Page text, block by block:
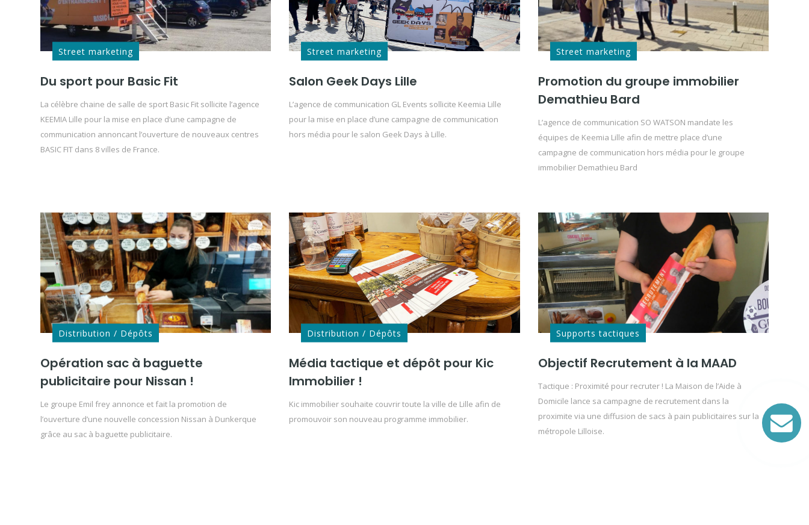
Street marketing
Du sport pour Basic Fit
La célèbre chaine de salle de sport Basic Fit sollicite l’agence
KEEMIA Lille pour la mise en place d’une campagne de
communication annoncant l’ouverture de nouveaux centres
BASIC FIT dans 8 villes de France.
Street marketing
Salon Geek Days Lille
L’agence de communication GL Events sollicite Keemia Lille
pour la mise en place d’une campagne de communication
hors média pour le salon Geek Days à Lille.
Street marketing
Promotion du groupe immobilier
Demathieu Bard
L’agence de communication SO WATSON mandate les
équipes de Keemia Lille afin de mettre place d’une
campagne de communication hors média pour le groupe
immobilier Demathieu Bard
Distribution / Dépôts
Opération sac à baguette
publicitaire pour Nissan !
Le groupe Emil frey annonce et fait la promotion de
l’ouverture d’une nouvelle concession Nissan à Dunkerque
grâce au sac à baguette publicitaire.
Distribution / Dépôts
Média tactique et dépôt pour Kic
Immobilier !
Kic immobilier souhaite couvrir toute la ville de Lille afin de
promouvoir son nouveau programme immobilier.
Supports tactiques
Objectif Recrutement à la MAAD
Tactique : Proximité pour recruter ! La Maison de l’Aide à
Domicile lance sa campagne de recrutement dans la
proximite via une diffusion de sacs à pain publicitaires sur la
métropole Lilloise.